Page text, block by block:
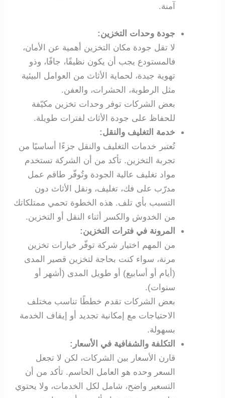
آمنة.
جودة وحدات التخزين:
لا تقل جودة مكان التخزين أهمية عن الأمان،
فالمستودع يجب أن يكون نظيفًا، جافًا، وذو
تهوية جيدة، لحماية الأثاث من العوامل البيئية
مثل الرطوبة، الحشرات، والعفن.
بعض الشركات توفر وحدات تخزين مكيّفة
للحفاظ على جودة الأثاث لفترات طويلة.
خدمة التغليف والنقل:
تُعتبر خدمات التغليف والنقل جزءًا أساسيًا من
تجربة التخزين. تأكد من أن الشركة تستخدم
مواد تغليف عالية الجودة وتُوفّر طاقم عمل
مدرّب على فك، تغليف، ونقل الأثاث دون
التسبب بأي تلف. هذه الخطوة تحمي ممتلكاتك
من الخدوش والكسر أثناء النقل أو التخزين.
المرونة في فترات التخزين:
من المهم اختيار شركة توفّر خيارات تخزين
مرنة، سواء كنت بحاجة لتخزين قصير المدى
(أيام أو أسابيع) أو طويل المدى (أشهر أو
سنوات).
بعض الشركات تقدم خططًا تناسب مختلف
الاحتياجات مع إمكانية تجديد أو إيقاف الخدمة
بسهولة.
التكلفة والشفافية في الأسعار:
قارن الأسعار بين الشركات، لكن لا تجعل
السعر وحده هو العامل الحاسم. تأكد من أن
التسعير واضح، شامل لكل الخدمات، ولا يحتوي